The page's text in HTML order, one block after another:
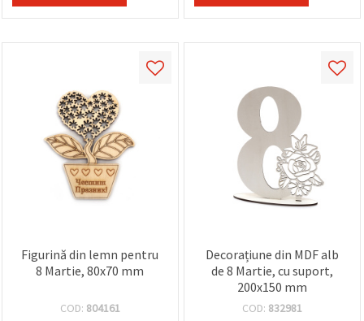
Figurină din lemn pentru
8 Martie, 80x70 mm
COD: 804161
Decorațiune din MDF alb
de 8 Martie, cu suport,
200x150 mm
COD: 832981